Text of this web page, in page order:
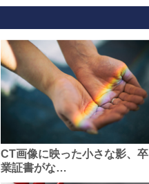
CT画像に映った小さな影、卒
業証書がな…